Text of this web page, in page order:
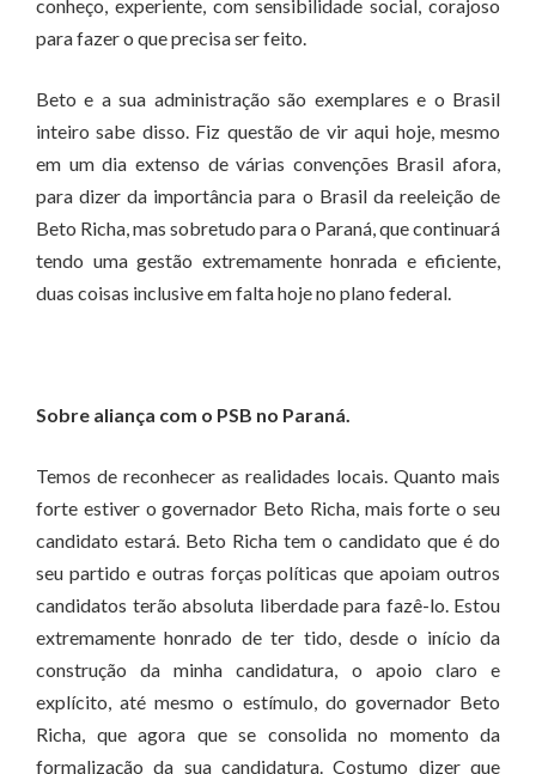
conheço, experiente, com sensibilidade social, corajoso
para fazer o que precisa ser feito.
Beto e a sua administração são exemplares e o Brasil
inteiro sabe disso. Fiz questão de vir aqui hoje, mesmo
em um dia extenso de várias convenções Brasil afora,
para dizer da importância para o Brasil da reeleição de
Beto Richa, mas sobretudo para o Paraná, que continuará
tendo uma gestão extremamente honrada e eficiente,
duas coisas inclusive em falta hoje no plano federal.
Sobre aliança com o PSB no Paraná.
Temos de reconhecer as realidades locais. Quanto mais
forte estiver o governador Beto Richa, mais forte o seu
candidato estará. Beto Richa tem o candidato que é do
seu partido e outras forças políticas que apoiam outros
candidatos terão absoluta liberdade para fazê-lo. Estou
extremamente honrado de ter tido, desde o início da
construção da minha candidatura, o apoio claro e
explícito, até mesmo o estímulo, do governador Beto
Richa, que agora que se consolida no momento da
formalização da sua candidatura. Costumo dizer que